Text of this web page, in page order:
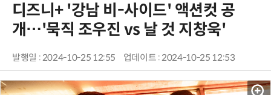
디즈니+ '강남 비-사이드' 액션컷 공
개…'묵직 조우진 vs 날 것 지창욱'
발행일 : 2024-10-25 12:55 업데이트 : 2024-10-25 12:53